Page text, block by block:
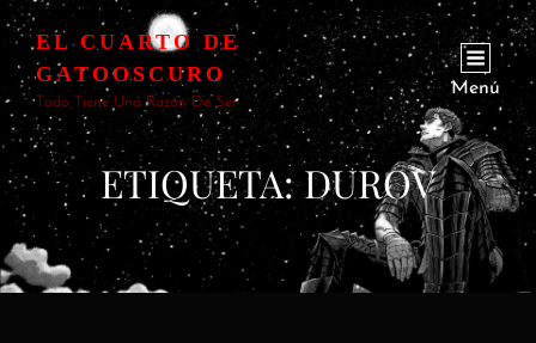
EL CUARTO DE
GATOOSCURO
Todo Tiene Una Razón De Ser
Menú
ETIQUETA:DUROV